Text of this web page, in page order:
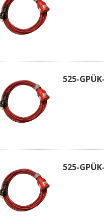
525-
525-